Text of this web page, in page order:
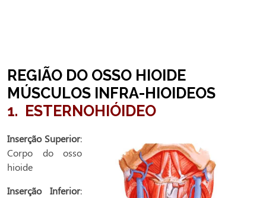
REGIÃO DO OSSO HIOIDE
MÚSCULOS INFRA-HIOIDEOS
1. ESTERNOHIÓIDEO
Inserção Superior:
Corpo do osso
hioide
Inserção Inferior: